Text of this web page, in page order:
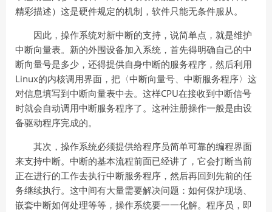
精彩描述）这是硬件规定的机制，软件只能无条件服从。
因此，操作系统对新中断的支持，说简单点，就是维护
中断向量表。新的外围设备加入系统，首先得明确自己的中
断向量号是多少，还得提供自身中断的服务程序，然后利用
Linux的内核调用界面，把〈中断向量号、中断服务程序〉这
对信息填写到中断向量表中去。这样CPU在接收到中断信号
时就会自动调用中断服务程序了。这种注册操作一般是由设
备驱动程序完成的。
其次，操作系统必须提供给程序员简单可靠的编程界面
来支持中断。中断的基本流程前面已经讲了，它会打断当前
正在进行的工作去执行中断服务程序，然后再回到先前的任
务继续执行。这中间有大量需要解决问题：如何保护现场、
嵌套中断如何处理等等，操作系统要一一化解。程序员，即